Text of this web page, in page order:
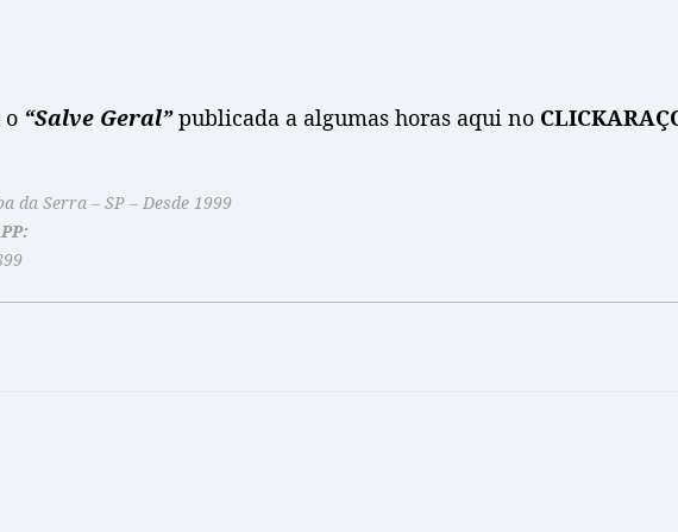
o “Salve Geral”publicada a algumas horas aqui no
Serra – SP – Desde 1999